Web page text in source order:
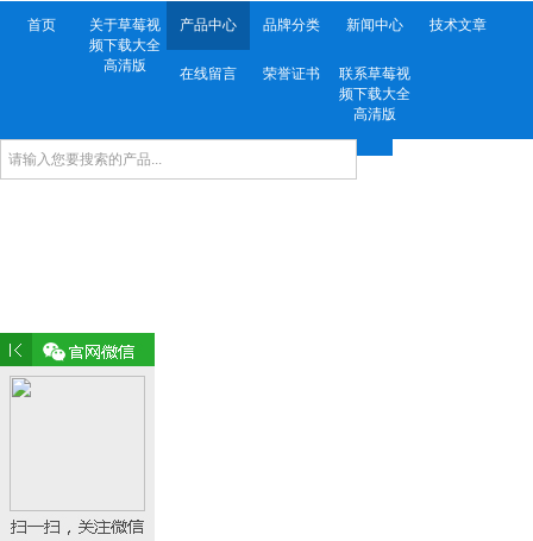
首页
关于草莓视
频下载大全
高清版
产品中心 品牌分类 新闻中心 技术文章
在线留言 荣誉证书
联系草莓视
频下载大全
高清版